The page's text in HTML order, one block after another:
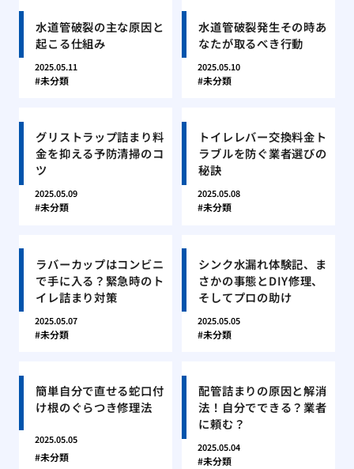
水道管破裂の主な原因と
起こる仕組み
2025.05.11
未分類
水道管破裂発生その時あ
なたが取るべき行動
2025.05.10
未分類
グリストラップ詰まり料
金を抑える予防清掃のコ
ツ
2025.05.09
未分類
トイレレバー交換料金ト
ラブルを防ぐ業者選びの
秘訣
2025.05.08
未分類
ラバーカップはコンビニ
で手に入る？緊急時のト
イレ詰まり対策
2025.05.07
未分類
シンク水漏れ体験記、ま
さかの事態とDIY修理、
そしてプロの助け
2025.05.05
未分類
簡単自分で直せる蛇口付
け根のぐらつき修理法
2025.05.05
未分類
配管詰まりの原因と解消
法！自分でできる？業者
に頼む？
2025.05.04
未分類